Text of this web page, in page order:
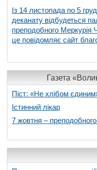
Із 14 листопада по 5
деканату відбудеться
преподобного Меркурія
це повідомляє сайт
Газета
Піст: «Не хлібом
Істинний лікар
7 жовтня –